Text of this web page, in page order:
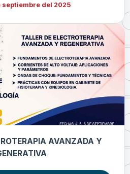
septiembre del 2025
AVANZADA Y